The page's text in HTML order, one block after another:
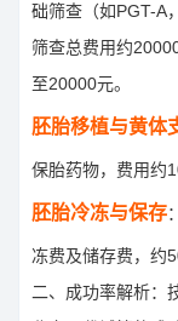
础筛查（如PGT-A
筛查总费用约
至20000元。
胚胎移植与黄体
保胎药物，费用约
胚胎冷冻与保存
冻费及储存费，约
二、成功率解析：